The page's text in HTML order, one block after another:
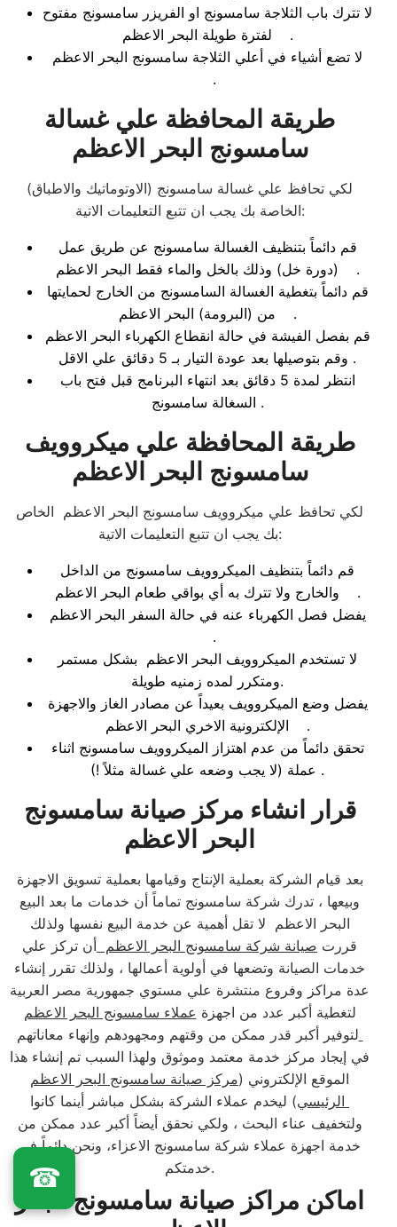
لا تترك باب الثلاجة سامسونج او الفريزر سامسونج مفتوح
لفترة طويلة البحر الاعظم .
لا تضع أشياء في أعلي الثلاجة سامسونج البحر الاعظم
.
طريقة المحافظة علي غسالة
سامسونج البحر الاعظم
لكي تحافظ علي غسالة سامسونج (الاوتوماتيك والاطباق)
الخاصة بك يجب ان تتبع التعليمات الاتية:
قم دائماً بتنظيف الغسالة سامسونج عن طريق عمل
(دورة خل) وذلك بالخل والماء فقط البحر الاعظم .
قم دائماً بتغطية الغسالة السامسونج من الخارج لحمايتها
من (البرومة) البحر الاعظم .
قم بفصل الفيشة في حالة انقطاع الكهرباء البحر الاعظم
وقم بتوصيلها بعد عودة التيار بـ 5 دقائق علي الاقل.
انتظر لمدة 5 دقائق بعد انتهاء البرنامج قبل فتح باب
السغالة سامسونج .
طريقة المحافظة علي ميكروويف
سامسونج البحر الاعظم
لكي تحافظ علي ميكروويف سامسونج البحر الاعظم الخاص
بك يجب ان تتبع التعليمات الاتية:
قم دائماً بتنظيف الميكروويف سامسونج من الداخل
والخارج ولا تترك به أي بواقي طعام البحر الاعظم .
يفضل فصل الكهرباء عنه في حالة السفر البحر الاعظم
.
لا تستخدم الميكروويف البحر الاعظم بشكل مستمر
ومتكرر لمده زمنيه طويلة.
يفضل وضع الميكروويف بعيداً عن مصادر الغاز والاجهزة
الإلكترونية الاخري البحر الاعظم .
تحقق دائماً من عدم اهتزاز الميكروويف سامسونج اثناء
عملة (لا يجب وضعه علي غسالة مثلاً !) .
قرار انشاء مركز صيانة سامسونج
البحر الاعظم
بعد قيام الشركة بعملية الإنتاج وقيامها بعملية تسويق الاجهزة
وبيعها ، تدرك شركة سامسونج تماماً أن خدمات ما بعد البيع
البحر الاعظم لا تقل أهمية عن خدمة البيع نفسها ولذلك
قررت صيانة شركة سامسونج البحر الاعظم أن تركز علي
خدمات الصيانة وتضعها في أولوية أعمالها ، ولذلك تقرر إنشاء
عدة مراكز وفروع منتشرة علي مستوي جمهورية مصر العربية
لتغطية أكبر عدد من اجهزة عملاء سامسونج البحر الاعظم
لتوفير أكبر قدر ممكن من وقتهم ومجهودهم وإنهاء معاناتهم
في إيجاد مركز خدمة معتمد وموثوق ولهذا السبب تم إنشاء هذا
الموقع الإلكتروني (مركز صيانة سامسونج البحر الاعظم
الرئيسي) ليخدم عملاء الشركة بشكل مباشر أينما كانوا
ولتخفيف عناء البحث ، ولكي نحقق أيضاً أكبر عدد ممكن من
خدمة اجهزة عملاء شركة سامسونج الاعزاء، ونحن دائماً في
خدمتكم.
اماكن مراكز صيانة سامسونج البحر
☎